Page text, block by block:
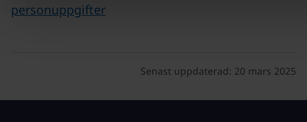
personuppgifter
Senast uppdaterad: 20 mars 2025